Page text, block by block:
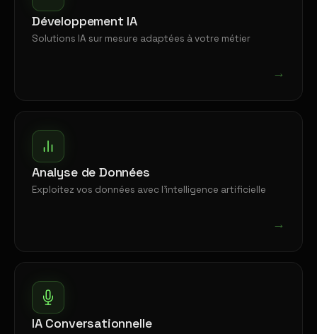
Développement IA
Solutions IA sur mesure adaptées à votre métier
→
Analyse de Données
Exploitez vos données avec l'intelligence artificielle
→
IA Conversationnelle